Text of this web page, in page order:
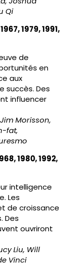
Qi
1979, 1991,
de
en
aux
succès. Des
influencer
Morisson,
fat,
1980, 1992,
intelligence
Les
de croissance
Des
ouvriront
Liu, Will
Vinci